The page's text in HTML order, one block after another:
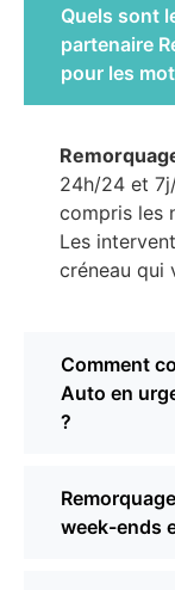
Quels sont
partenaire
pour les
24h/24 et
compris les
Les
créneau qui
Comment
Auto en
?
week-ends